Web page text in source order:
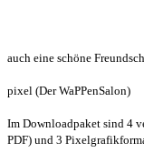
auch eine schöne
pixel (Der WaPPenSalon)
Im Downloadpaket sind 4
PDF) und 3